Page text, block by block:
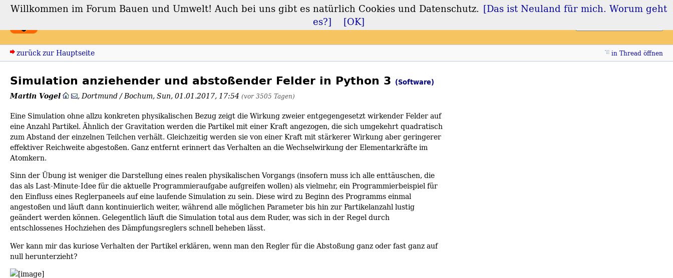
Forum Bauen und Umwelt Login Registrieren
zurück zur Hauptseite in Thread öffnen
Simulation anziehender und abstoßender Felder in Python 3 (Software)
Martin Vogel ,Dortmund / Bochum,Sun, 01.01.2017, 17:54 (vor 3505 Tagen)
Eine Simulation ohne allzu konkreten physikalischen Bezug zeigt die Wirkung zweier entgegengesetzt wirkender Felder auf
eine Anzahl Partikel. Ähnlich der Gravitation werden die Partikel mit einer Kraft angezogen, die sich umgekehrt quadratisch
zum Abstand der einzelnen Teilchen verhält. Gleichzeitig werden sie von einer Kraft mit stärkerer Wirkung aber geringerer
effektiver Reichweite abgestoßen. Ganz entfernt erinnert das Verhalten an die Wechselwirkung der Elementarkräfte im
Atomkern.
Sinn der Übung ist weniger die Darstellung eines realen physikalischen Vorgangs (insofern muss ich alle enttäuschen, die
das als Last-Minute-Idee für die aktuelle Programmieraufgabe aufgreifen wollen) als vielmehr, ein Programmierbeispiel für
den Einfluss eines Reglerpaneels auf eine laufende Simulation zu sein. Diese wird zu Beginn des Programms einmal
angestoßen und läuft dann kontinuierlich weiter, während alle möglichen Parameter bis hin zur Partikelanzahl lustig
geändert werden können. Gelegentlich läuft die Simulation total aus dem Ruder, was sich in der Regel durch
entschlossenes Hochziehen des Dämpfungsreglers schnell beheben lässt.
Wer kann mir das kuriose Verhalten der Partikel erklären, wenn man den Regler für die Abstoßung ganz oder fast ganz auf
null herunterzieht?
Willkommen im Forum Bauen und Umwelt! Auch bei uns gibt es natürlich Cookies und Datenschutz. [Das ist Neuland für mich. Worum geht
es?]
[OK]